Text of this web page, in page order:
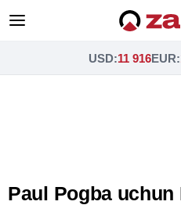
USD:11 916EUR:
Paul Pogba